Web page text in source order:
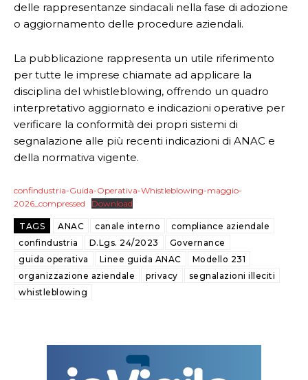
delle rappresentanze sindacali nella fase di adozione
o aggiornamento delle procedure aziendali.
La pubblicazione rappresenta un utile riferimento
per tutte le imprese chiamate ad applicare la
disciplina del whistleblowing, offrendo un quadro
interpretativo aggiornato e indicazioni operative per
verificare la conformità dei propri sistemi di
segnalazione alle più recenti indicazioni di ANAC e
della normativa vigente.
confindustria-Guida-Operativa-Whistleblowing-maggio-
2026_compressed
Download
TAGS ANAC canale interno
compliance aziendale
confindustria
D.Lgs. 24/2023
Governance
guida operativa
Linee guida ANAC
Modello 231
organizzazione aziendale
privacy
segnalazioni illeciti
whistleblowing